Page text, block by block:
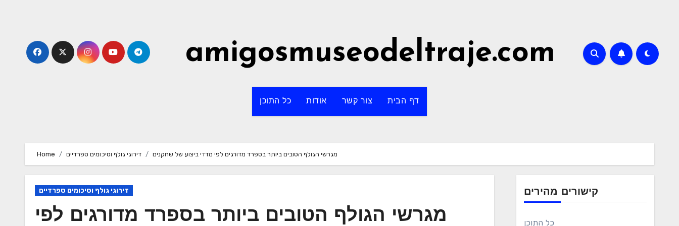
amigosmuseodeltraje.com
כל התוכן אודות צור קשר דף הבית
Home דירוגי גולף וסיכומים ספרדיים מגרשי הגולף הטובים ביותר בספרד מדורגים לפי מדדי ביצוע של שחקנים
דירוגי גולף וסיכומים ספרדיים
מגרשי הגולף הטובים ביותר בספרד מדורגים לפי
קישורים מהירים
כל התוכן